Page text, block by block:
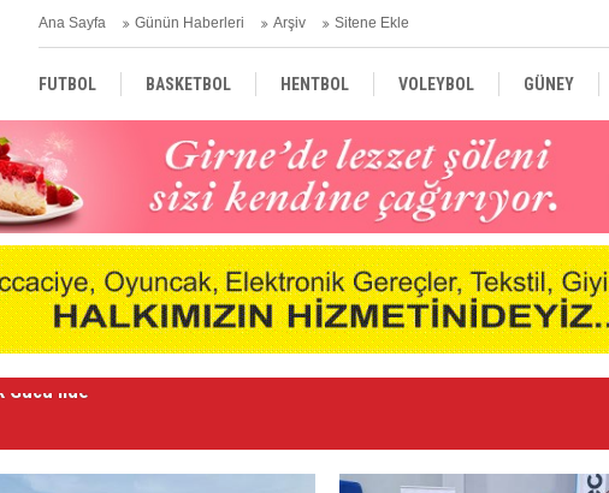
Ana Sayfa Günün Haberleri Arşiv Sitene Ekle
FUTBOL BASKETBOL HENTBOL VOLEYBOL GÜNEY
TÜRKİYE AVRUPA DÜNYA